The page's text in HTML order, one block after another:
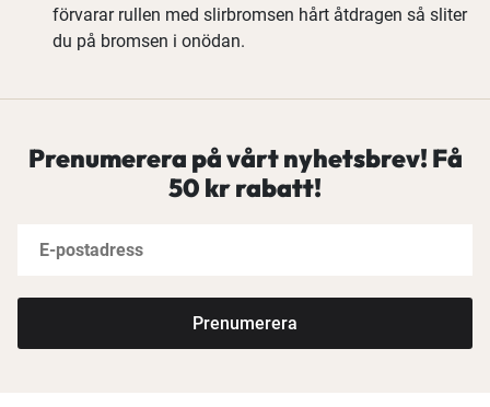
förvarar rullen med slirbromsen hårt åtdragen så sliter
du på bromsen i onödan.
Prenumerera på vårt nyhetsbrev! Få
50 kr rabatt!
Prenumerera